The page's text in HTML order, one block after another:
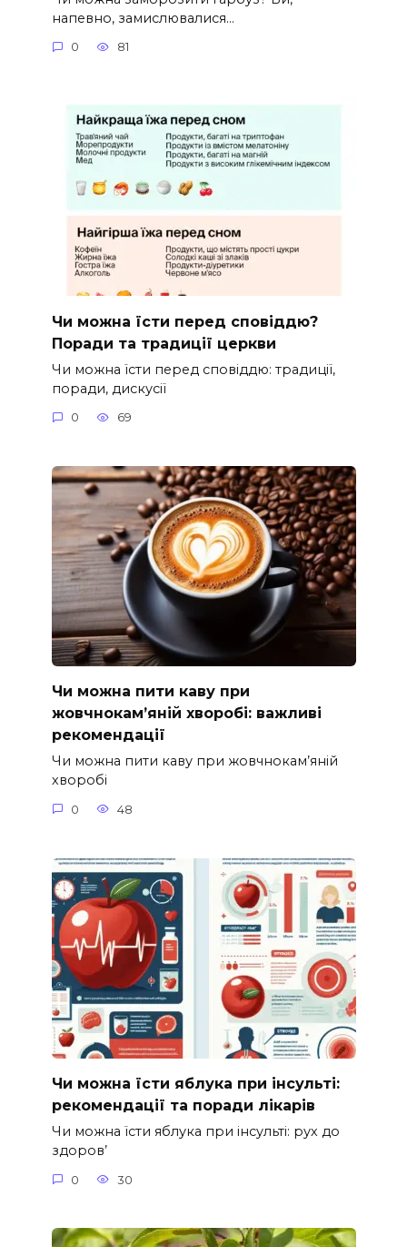
напевно, замислювалися…
0 81
Чи можна їсти перед сповіддю?
Поради та традиції церкви
Чи можна їсти перед сповіддю: традиції,
поради, дискусії
0 69
Чи можна пити каву при
жовчнокам’яній хворобі: важливі
рекомендації
Чи можна пити каву при жовчнокам’яній
хворобі
0 48
Чи можна їсти яблука при інсульті:
рекомендації та поради лікарів
Чи можна їсти яблука при інсульті: рух до
здоров’
0 30